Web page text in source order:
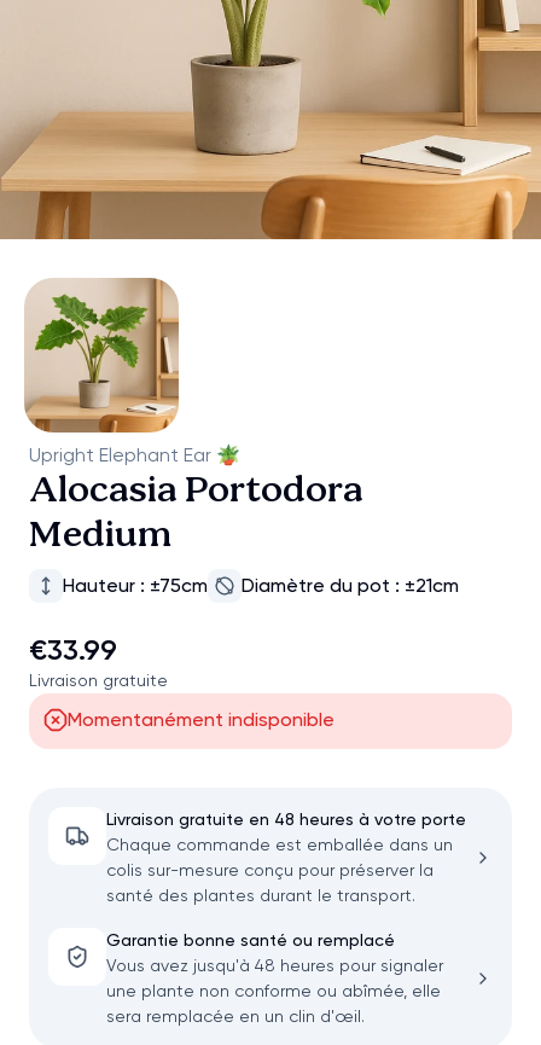
Upright Elephant Ear 🪴
Alocasia Portodora
Medium
Hauteur : ±75cm Diamètre du pot : ±21cm
€33.99
Livraison gratuite
Momentanément indisponible
Livraison gratuite en 48 heures à votre porte
Chaque commande est emballée dans un
colis sur-mesure conçu pour préserver la
santé des plantes durant le transport.
Garantie bonne santé ou remplacé
Vous avez jusqu'à 48 heures pour signaler
une plante non conforme ou abîmée, elle
sera remplacée en un clin d'œil.